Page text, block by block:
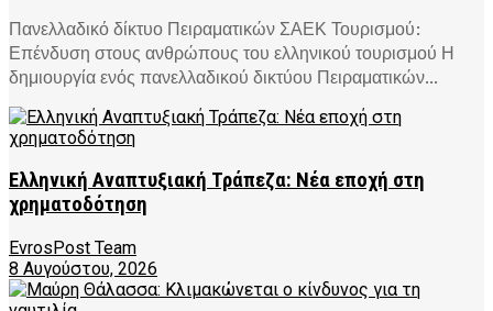
Πανελλαδικό δίκτυο Πειραματικών ΣΑΕΚ Τουρισμού:
Επένδυση στους ανθρώπους του ελληνικού τουρισμού Η
δημιουργία ενός πανελλαδικού δικτύου Πειραματικών...
Ελληνική Αναπτυξιακή Τράπεζα: Νέα εποχή στη
χρηματοδότηση
EvrosPost Team
8 Αυγούστου, 2026